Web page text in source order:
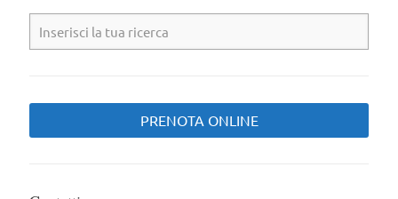
PRENOTA ONLINE